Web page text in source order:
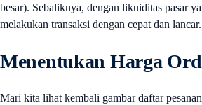
besar). Sebaliknya, dengan likuiditas pasar
melakukan transaksi dengan cepat dan lancar.
Menentukan Harga
Mari kita lihat kembali gambar daftar